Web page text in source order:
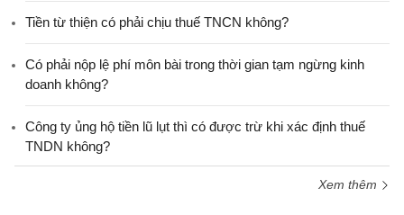
Tiền từ thiện có phải chịu thuế TNCN không?
Có phải nộp lệ phí môn bài trong thời gian tạm ngừng kinh
doanh không?
Công ty ủng hộ tiền lũ lụt thì có được trừ khi xác định thuế
TNDN không?
Xem thêm